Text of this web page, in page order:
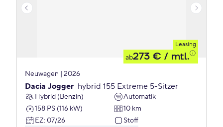
Leasing
ab273 € / mtl.
Neuwagen | 2026
Dacia Jogger hybrid 155 Extreme 5-Sitzer
Hybrid (Benzin)
Automatik
158 PS (116 kW)
10 km
EZ: 07/26 Stoff